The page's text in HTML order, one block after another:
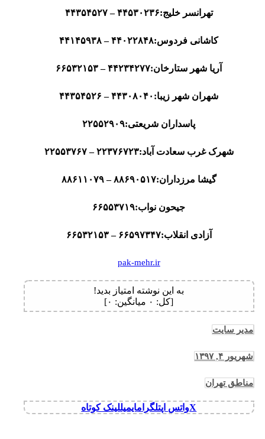
تهرانسر خلیج:۴۴۵۳۰۲۳۶ – ۴۴۳۵۴۵۲۷
کاشانی فردوس:۴۴۰۲۲۸۴۸ – ۴۴۱۴۵۹۳۸
آریا شهر ستارخان:۴۴۲۳۴۲۷۷ – ۶۶۵۳۲۱۵۳
شهران شهر زیبا:۴۴۳۰۸۰۴۰ – ۴۴۳۵۴۵۲۶
پاسداران شریعتی:۲۲۵۵۲۹۰۹
شهرک غرب سعادت آباد:۲۲۳۷۶۷۲۳ – ۲۲۵۵۳۷۶۷
گیشا مرزداران:۸۸۶۹۰۵۱۷ – ۸۸۶۱۱۰۷۹
جیحون نواب:۶۶۵۵۳۷۱۹
آزادی انقلاب:۶۶۵۹۷۳۴۷ – ۶۶۵۳۲۱۵۳
pak-mehr.ir
به این نوشته امتیاز بدید!
[کل: ۰ میانگین: ۰]
مدیر سایت
شهریور ۴, ۱۳۹۷
مناطق تهران
Xواتس اپتلگرامایمیللینک کوتاه